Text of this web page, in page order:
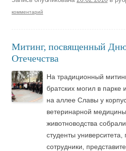
комментарий
Митинг, посвященный
Отечечства
На традиционный
братских могил в парке
на аллее Славы у
ветеринарной
животноводства
студенты университета,
сотрудники,